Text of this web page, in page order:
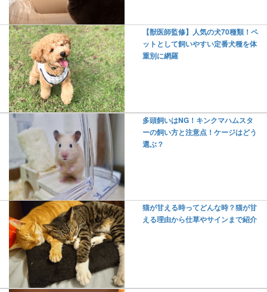
【獣医師監修】人気の犬70種類！ペ
ットとして飼いやすい定番犬種を体
重別に網羅
多頭飼いはNG！キンクマハムスタ
ーの飼い方と注意点！ケージはどう
選ぶ？
猫が甘える時ってどんな時？猫が甘
える理由から仕草やサインまで紹介